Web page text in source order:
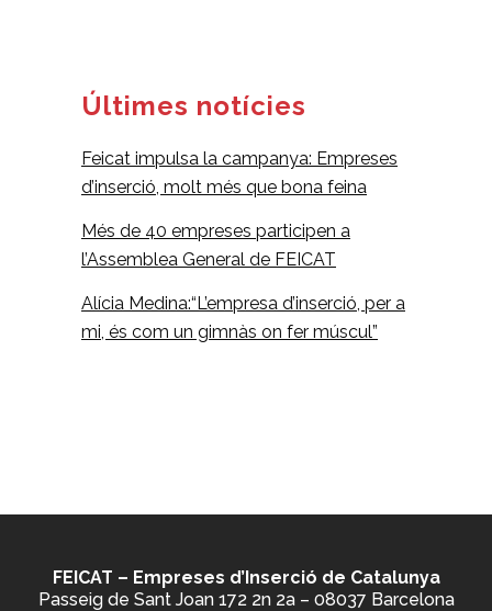
Últimes notícies
Feicat impulsa la campanya: Empreses
d’inserció, molt més que bona feina
Més de 40 empreses participen a
l’Assemblea General de FEICAT
Alícia Medina:“L’empresa d’inserció, per a
mi, és com un gimnàs on fer múscul”
FEICAT – Empreses d’Inserció de Catalunya
Passeig de Sant Joan 172 2n 2a – 08037 Barcelona